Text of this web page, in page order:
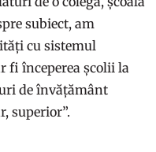
subiect, am
cu sistemul
fi începerea școlii la
de învățământ
superior”.